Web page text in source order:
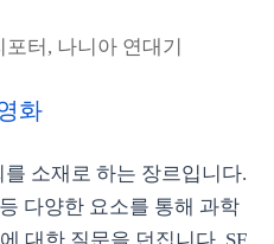
터, 나니아 연대기
화
소재로 하는 장르입니다.
다양한 요소를 통해 과학